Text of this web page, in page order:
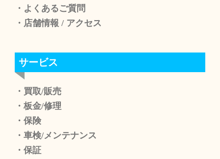
・よくあるご質問
・店舗情報 / アクセス
サービス
・買取/販売
・板金/修理
・保険
・車検/メンテナンス
・保証